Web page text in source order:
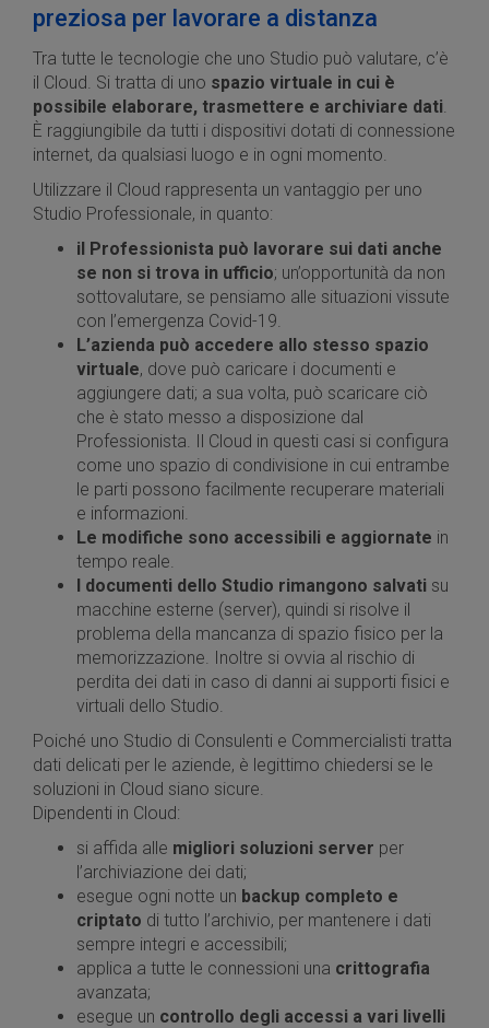
preziosa per lavorare a distanza
Tra tutte le tecnologie che uno Studio può valutare, c’è
il Cloud. Si tratta di uno spazio virtuale in cui è
possibile elaborare, trasmettere e archiviare dati.
È raggiungibile da tutti i dispositivi dotati di connessione
internet, da qualsiasi luogo e in ogni momento.
Utilizzare il Cloud rappresenta un vantaggio per uno
Studio Professionale, in quanto:
il Professionista può lavorare sui dati anche
se non si trova in ufficio; un’opportunità da non
sottovalutare, se pensiamo alle situazioni vissute
con l’emergenza Covid-19.
L’azienda può accedere allo stesso spazio
virtuale, dove può caricare i documenti e
aggiungere dati; a sua volta, può scaricare ciò
che è stato messo a disposizione dal
Professionista. Il Cloud in questi casi si configura
come uno spazio di condivisione in cui entrambe
le parti possono facilmente recuperare materiali
e informazioni.
Le modifiche sono accessibili e aggiornate in
tempo reale.
I documenti dello Studio rimangono salvati su
macchine esterne (server), quindi si risolve il
problema della mancanza di spazio fisico per la
memorizzazione. Inoltre si ovvia al rischio di
perdita dei dati in caso di danni ai supporti fisici e
virtuali dello Studio.
Poiché uno Studio di Consulenti e Commercialisti tratta
dati delicati per le aziende, è legittimo chiedersi se le
soluzioni in Cloud siano sicure.
Dipendenti in Cloud:
si affida alle migliori soluzioni server per
l’archiviazione dei dati;
esegue ogni notte un backup completo e
criptato di tutto l’archivio, per mantenere i dati
sempre integri e accessibili;
applica a tutte le connessioni una crittografia
avanzata;
esegue un controllo degli accessi a vari livelli